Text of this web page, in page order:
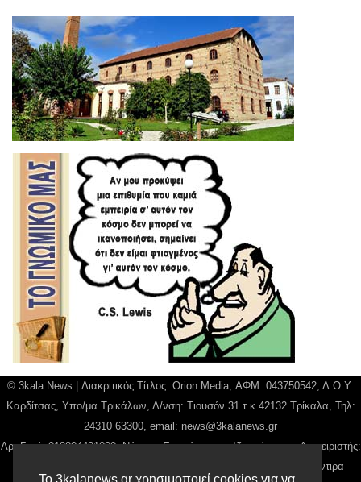
© 3kala News | Διακριτικός Τίτλος: Orion Media, ΑΦΜ: 043750542, Δ.Ο.Υ:
Καρδίτσας, Υπο/μα Τρικάλων, Δ/νση: Τιουσόν 31 τ.κ 42132 Τρίκαλα, Τηλ:
24310 63300, email: news@3kalanews.gr
Αρ. Γεμή: 018804431000, Νόμιμος Εκπρόσωπος, Ιδιοκτήτης και Διαχειριστής:
Παναγιώτης Φιλίππου, Διευθύντρια: Γιαννουσά Βασιλική, Διευθύντιρα